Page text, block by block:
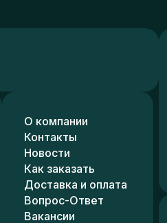
О компании
Контакты
Новости
Как заказать
Доставка и оплата
Вопрос-Ответ
Вакансии